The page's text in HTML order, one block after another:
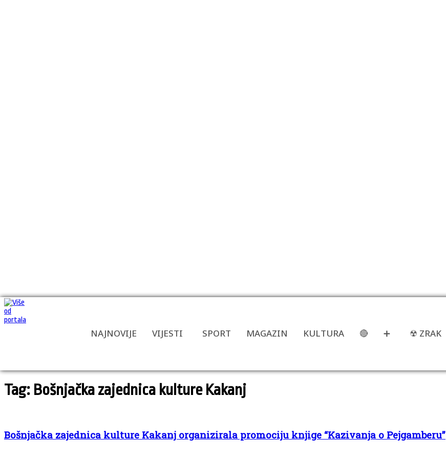
NAJNOVIJE VIJESTI SPORT MAGAZIN KULTURA 🔴 ➕ ☢ ZRAK
Tag: Bošnjačka zajednica kulture Kakanj
Bošnjačka zajednica kulture Kakanj organizirala promociju knjige “Kazivanja o Pejgamberu”